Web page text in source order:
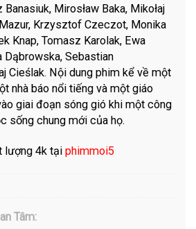
Mirosław Baka, Mikołaj
Krzysztof Czeczot, Monika
Knap, Tomasz Karolak, Ewa
Dąbrowska, Sebastian
Cieślak. Nội dung phim kể về một
nhà báo nổi tiếng và một giáo
giai đoạn sóng gió khi một công
sống chung mới của họ.
lượng 4k tạiphimmoi5
Tâm: